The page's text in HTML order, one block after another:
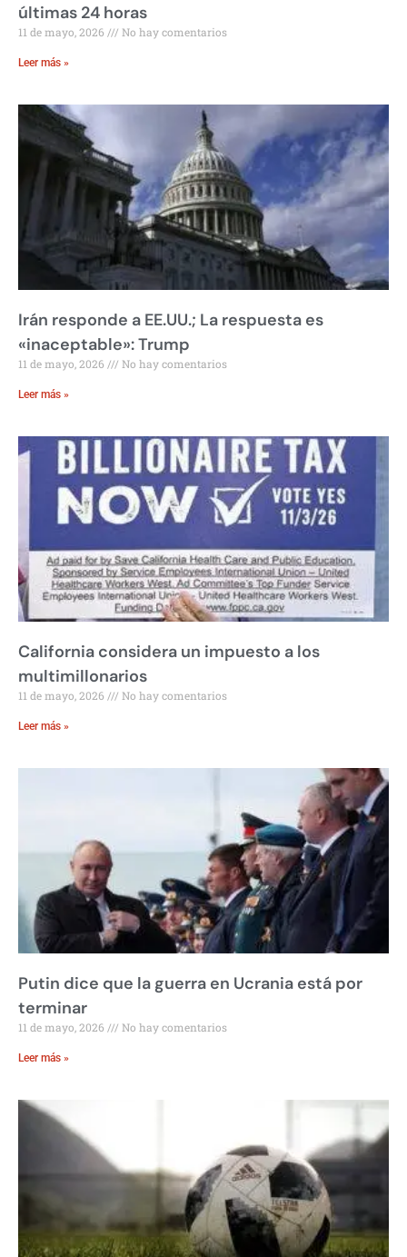
últimas 24 horas
11 de mayo, 2026 No hay comentarios
Leer más »
Irán responde a EE.UU.; La respuesta es
«inaceptable»: Trump
11 de mayo, 2026 No hay comentarios
Leer más »
California considera un impuesto a los
multimillonarios
11 de mayo, 2026 No hay comentarios
Leer más »
Putin dice que la guerra en Ucrania está por
terminar
11 de mayo, 2026 No hay comentarios
Leer más »